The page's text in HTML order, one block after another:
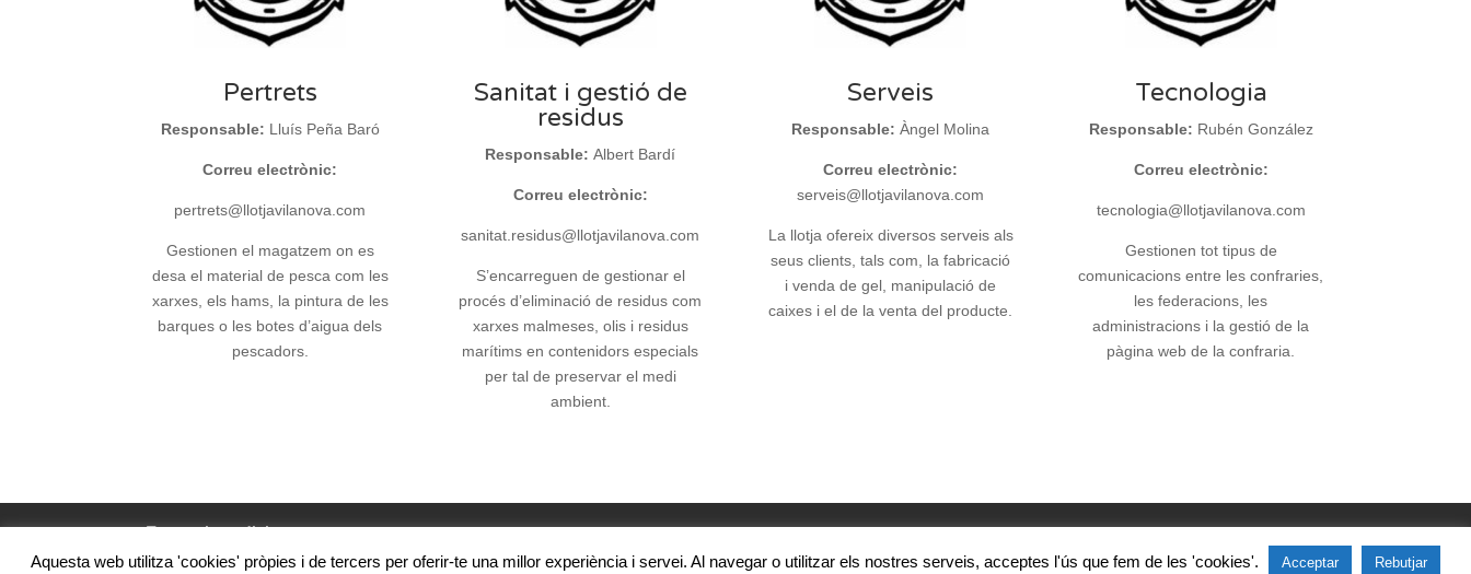
Pertrets
Responsable: Lluís Peña Baró
Correu electrònic:
pertrets@llotjavilanova.com
Gestionen el magatzem on es
desa el material de pesca com les
xarxes, els hams, la pintura de les
barques o les botes d’aigua dels
pescadors.
Sanitat i gestió de
residus
Responsable:Albert Bardí
Correu electrònic:
sanitat.residus@llotjavilanova.com
S’encarreguen de gestionar el
procés d’eliminació de residus com
xarxes malmeses, olis i residus
marítims en contenidors especials
per tal de preservar el medi
ambient.
Serveis
Responsable:Àngel Molina
Correu electrònic:
serveis@llotjavilanova.com
La llotja ofereix diversos serveis als
seus clients, tals com, la fabricació
i venda de gel, manipulació de
caixes i el de la venta del producte.
Tecnologia
Responsable: Rubén González
Correu electrònic:
tecnologia@llotjavilanova.com
Gestionen tot tipus de
comunicacions entre les confraries,
les federacions, les
administracions i la gestió de la
pàgina web de la confraria.
Termes i condicions
Aquesta web utilitza 'cookies' pròpies i de tercers per oferir-te una millor experiència i servei. Al navegar o utilitzar els nostres serveis, acceptes l'ús que fem de les 'cookies'. Acceptar Rebutjar